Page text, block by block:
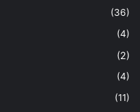
(36)
(4)
(2)
(4)
(11)